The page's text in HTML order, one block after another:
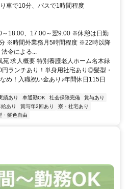
化中
車で10分、バスで1時間程度
～18:00、17:00～翌9:00 ※休憩は日勤
※時間外業務月5時間程度 ※22時以降
令による...
苑 求人概要 特別養護老人ホーム名木緑
ランチあり！単身用社宅あり◎髪型・
め！入職祝い金あり♪年間休日115日
績あり 車通勤OK 社会保険完備
賞与あり
給あり 賞与年2回あり
寮・社宅あり
・髪色自由